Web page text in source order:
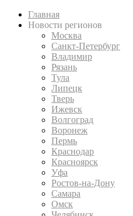
Главная
Новости регионов
Москва
Санкт-Петербург
Владимир
Рязань
Тула
Липецк
Тверь
Ижевск
Волгоград
Воронеж
Пермь
Краснодар
Красноярск
Уфа
Ростов-на-Дону
Самара
Омск